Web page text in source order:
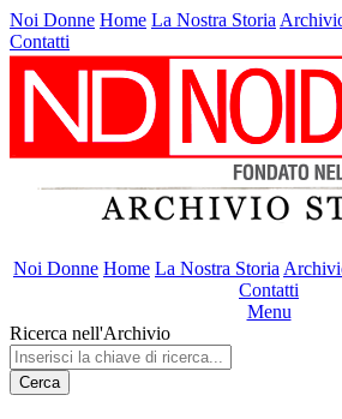
Noi Donne Home La Nostra Storia
Contatti
Noi Donne Home La Nostra Storia
Contatti
Menu
Ricerca nell'Archivio
Cerca